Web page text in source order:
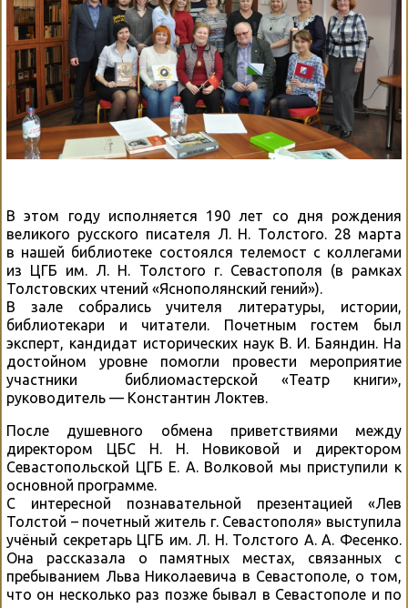
В этом году исполняется 190 лет со дня рождения
великого русского писателя Л. Н. Толстого. 28 марта
в нашей библиотеке состоялся телемост с коллегами
из ЦГБ им. Л. Н. Толстого г. Севастополя (в рамках
Толстовских чтений «Яснополянский гений»).
В зале собрались учителя литературы, истории,
библиотекари и читатели. Почетным гостем был
эксперт, кандидат исторических наук В. И. Баяндин. На
достойном уровне помогли провести мероприятие
участники библиомастерской «Театр книги»,
руководитель — Константин Локтев.
После душевного обмена приветствиями между
директором ЦБС Н. Н. Новиковой и директором
Севастопольской ЦГБ Е. А. Волковой мы приступили к
основной программе.
С интересной познавательной презентацией «Лев
Толстой – почетный житель г. Севастополя» выступила
учёный секретарь ЦГБ им. Л. Н. Толстого А. А. Фесенко.
Она рассказала о памятных местах, связанных с
пребыванием Льва Николаевича в Севастополе, о том,
что он несколько раз позже бывал в Севастополе и по